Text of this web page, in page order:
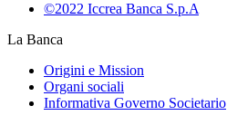
©2022 Iccrea Banca S.p.A
La Banca
Origini e Mission
Organi sociali
Informativa Governo Societario